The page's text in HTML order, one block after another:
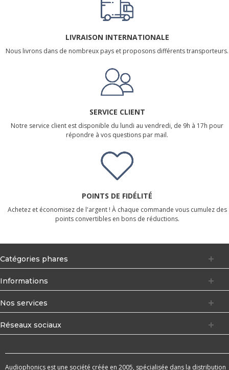
LIVRAISON INTERNATIONALE
Nous livrons dans de nombreux pays et proposons différents transporteurs.
SERVICE CLIENT
Notre service client est disponible du lundi au vendredi, de 9h à 17h pour
répondre à vos questions par mail.
POINTS DE FIDÉLITÉ
Achetez et économisez de l'argent ! À chaque commande vous cumulez des
points convertibles en bons de réductions.
Catégories phares
Informations
Nos services
Réseaux sociaux
Audiophonics est une société créée en 2005, spécialisée dans la distribution